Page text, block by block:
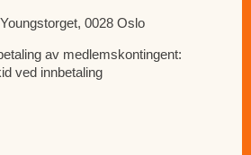
0028 Oslo
av medlemskontingent:
ved innbetaling